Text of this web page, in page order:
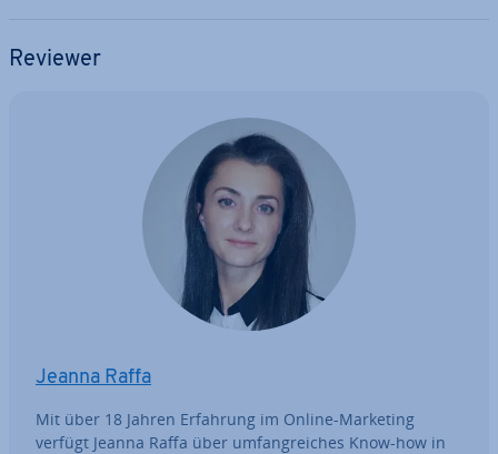
Reviewer
Jeanna Raffa
Mit über 18 Jahren Erfahrung im Online-Marketing
verfügt Jeanna Raffa über um­fang­rei­ches Know-how in